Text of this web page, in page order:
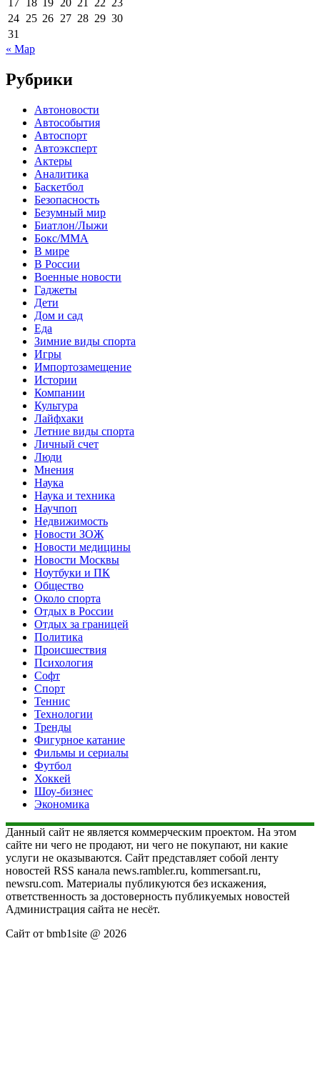
24 25 26 27 28 29 30
31
« Мар
Рубрики
Автоновости
Автособытия
Автоспорт
Автоэксперт
Актеры
Аналитика
Баскетбол
Безопасность
Безумный мир
Биатлон/Лыжи
Бокс/MMA
В мире
В России
Военные новости
Гаджеты
Дети
Дом и сад
Еда
Зимние виды спорта
Игры
Импортозамещение
Истории
Компании
Культура
Лайфхаки
Летние виды спорта
Личный счет
Люди
Мнения
Наука
Наука и техника
Научпоп
Недвижимость
Новости ЗОЖ
Новости медицины
Новости Москвы
Ноутбуки и ПК
Общество
Около спорта
Отдых в России
Отдых за границей
Политика
Происшествия
Психология
Софт
Спорт
Теннис
Технологии
Тренды
Фигурное катание
Фильмы и сериалы
Футбол
Хоккей
Шоу-бизнес
Экономика
Данный сайт не является коммерческим проектом. На этом
сайте ни чего не продают, ни чего не покупают, ни какие
услуги не оказываются. Сайт представляет собой ленту
новостей RSS канала news.rambler.ru, kommersant.ru,
newsru.com. Материалы публикуются без искажения,
ответственность за достоверность публикуемых новостей
Администрация сайта не несёт.
Сайт от bmb1site @ 2026